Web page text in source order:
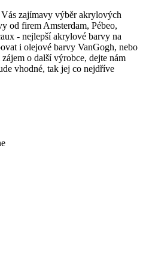
zajímavy výběr akrylových
od firem Amsterdam, Pébeo,
- nejlepší akrylové barvy na
i olejové barvy VanGogh, nebo
o další výrobce, dejte nám
vhodné, tak jej co nejdříve